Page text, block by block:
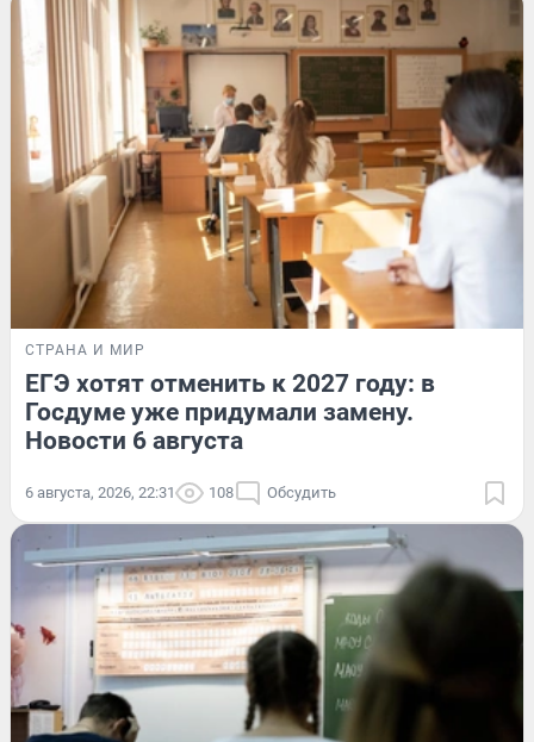
СТРАНА И МИР
ЕГЭ хотят отменить к 2027 году: в
Госдуме уже придумали замену.
Новости 6 августа
6 августа, 2026, 22:31 108 Обсудить